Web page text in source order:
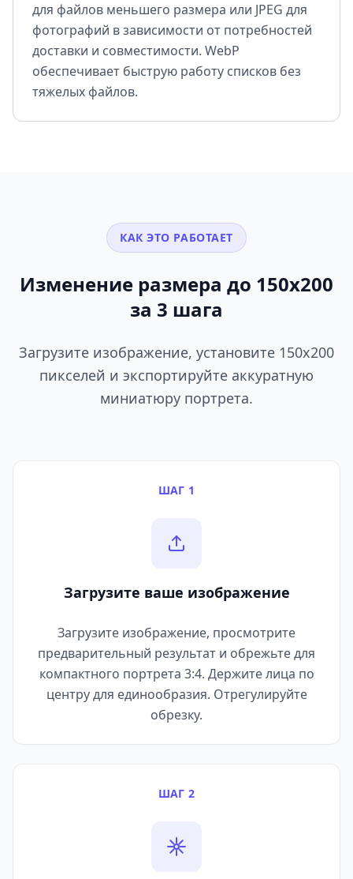
для файлов меньшего размера или JPEG для
фотографий в зависимости от потребностей
доставки и совместимости. WebP
обеспечивает быструю работу списков без
тяжелых файлов.
КАК ЭТО РАБОТАЕТ
Изменение размера до 150x200
за 3 шага
Загрузите изображение, установите 150x200
пикселей и экспортируйте аккуратную
миниатюру портрета.
ШАГ 1
Загрузите ваше изображение
Загрузите изображение, просмотрите
предварительный результат и обрежьте для
компактного портрета 3:4. Держите лица по
центру для единообразия. Отрегулируйте
обрезку.
ШАГ 2